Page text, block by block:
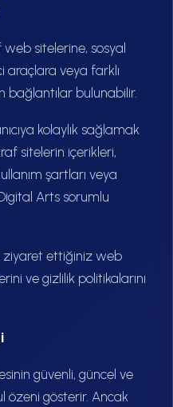
sitelerine, sosyal
araçlara veya farklı
bağlantılar bulunabilir.
kolaylık sağlamak
sitelerin içerikleri,
şartları veya
Arts sorumlu
ziyaret ettiğiniz web
ve gizlilik politikalarını
güvenli, güncel ve
özeni gösterir. Ancak